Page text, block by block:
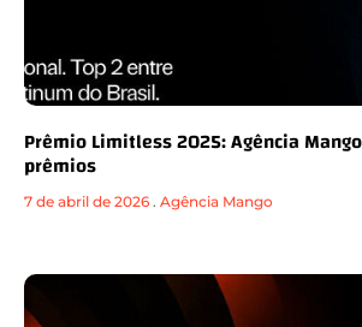
Prêmio Limitless 2025: Agência
prêmios
7 de abril de 2026 . Agência Mango